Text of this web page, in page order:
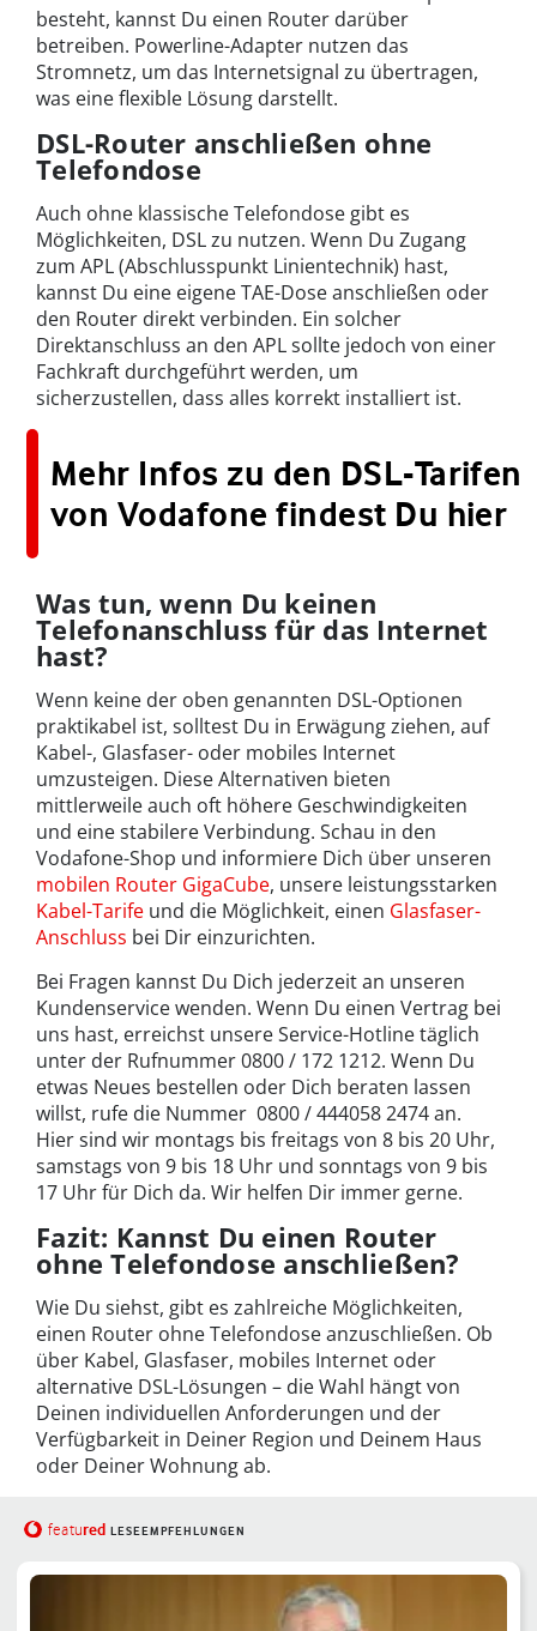
besteht, kannst Du einen Router darüber
betreiben. Powerline-Adapter nutzen das
Stromnetz, um das Internetsignal zu übertragen,
was eine flexible Lösung darstellt.
DSL-Router anschließen ohne
Telefondose
Auch ohne klassische Telefondose gibt es
Möglichkeiten, DSL zu nutzen. Wenn Du Zugang
zum APL (Abschlusspunkt Linientechnik) hast,
kannst Du eine eigene TAE-Dose anschließen oder
den Router direkt verbinden. Ein solcher
Direktanschluss an den APL sollte jedoch von einer
Fachkraft durchgeführt werden, um
sicherzustellen, dass alles korrekt installiert ist.
Mehr Infos zu den DSL-Tarifen
von Vodafone findest Du hier
Was tun, wenn Du keinen
Telefonanschluss für das Internet
hast?
Wenn keine der oben genannten DSL-Optionen
praktikabel ist, solltest Du in Erwägung ziehen, auf
Kabel-, Glasfaser- oder mobiles Internet
umzusteigen. Diese Alternativen bieten
mittlerweile auch oft höhere Geschwindigkeiten
und eine stabilere Verbindung. Schau in den
Vodafone-Shop und informiere Dich über unseren
mobilen Router GigaCube, unsere leistungsstarken
Kabel-Tarife und die Möglichkeit, einen Glasfaser-
Anschluss bei Dir einzurichten.
Bei Fragen kannst Du Dich jederzeit an unseren
Kundenservice wenden. Wenn Du einen Vertrag bei
uns hast, erreichst unsere Service-Hotline täglich
unter der Rufnummer 0800 / 172 1212. Wenn Du
etwas Neues bestellen oder Dich beraten lassen
willst, rufe die Nummer 0800 / 444058 2474 an.
Hier sind wir montags bis freitags von 8 bis 20 Uhr,
samstags von 9 bis 18 Uhr und sonntags von 9 bis
17 Uhr für Dich da. Wir helfen Dir immer gerne.
Fazit: Kannst Du einen Router
ohne Telefondose anschließen?
Wie Du siehst, gibt es zahlreiche Möglichkeiten,
einen Router ohne Telefondose anzuschließen. Ob
über Kabel, Glasfaser, mobiles Internet oder
alternative DSL-Lösungen – die Wahl hängt von
Deinen individuellen Anforderungen und der
Verfügbarkeit in Deiner Region und Deinem Haus
oder Deiner Wohnung ab.
featured LESEEMPFEHLUNGEN